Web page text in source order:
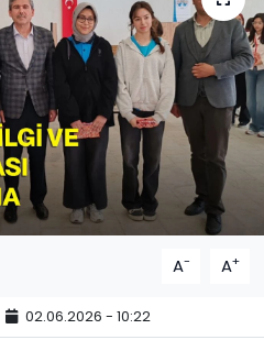
A- A+
02.06.2026 - 10:22